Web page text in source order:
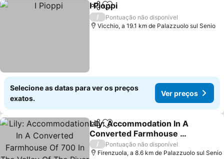
PartilharAdicionar aos favoritos
I Pioppi
/
Pontuação não disponível
Vicchio, a 19.1 km de Palazzuolo sul Senio
Selecione as datas para ver os preços
exatos.
Ver preços
PartilharAdicionar aos favoritos
Lily: Accommodation In A
Converted Farmhouse Of
700 In The Valley Of The
River Santerno
Ver preços
/
Pontuação não disponível
Firenzuola, a 8.6 km de Palazzuolo sul Senio